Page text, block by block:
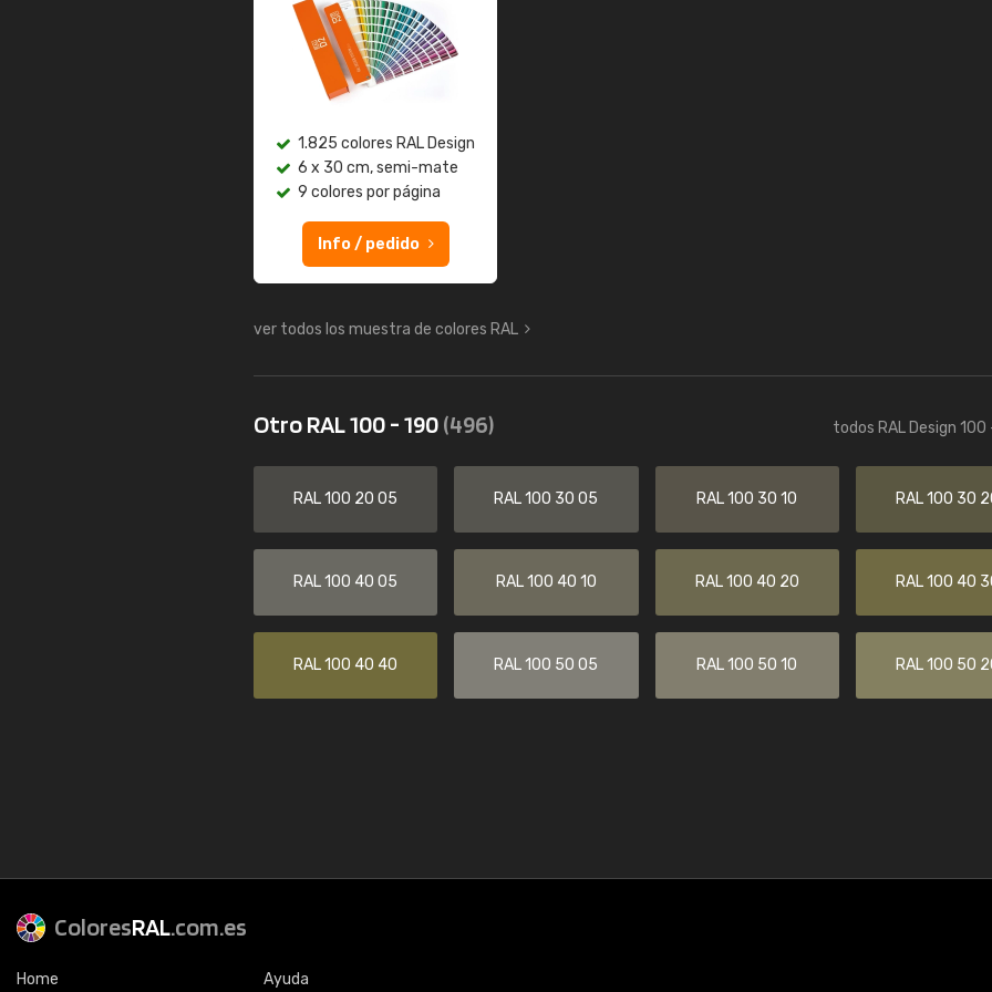
1.825 colores RAL Design
6 x 30 cm, semi-mate
9 colores por página
Info / pedido
ver todos los muestra de colores RAL
Otro RAL 100 - 190(496) todos RAL Design 100
RAL 100 20 05 RAL 100 30 05 RAL 100 30 10 RAL 100 30
RAL 100 40 05 RAL 100 40 10 RAL 100 40 20 RAL 100 40
RAL 100 40 40 RAL 100 50 05 RAL 100 50 10 RAL 100 50
ColoresRAL.com.es
Home Ayuda